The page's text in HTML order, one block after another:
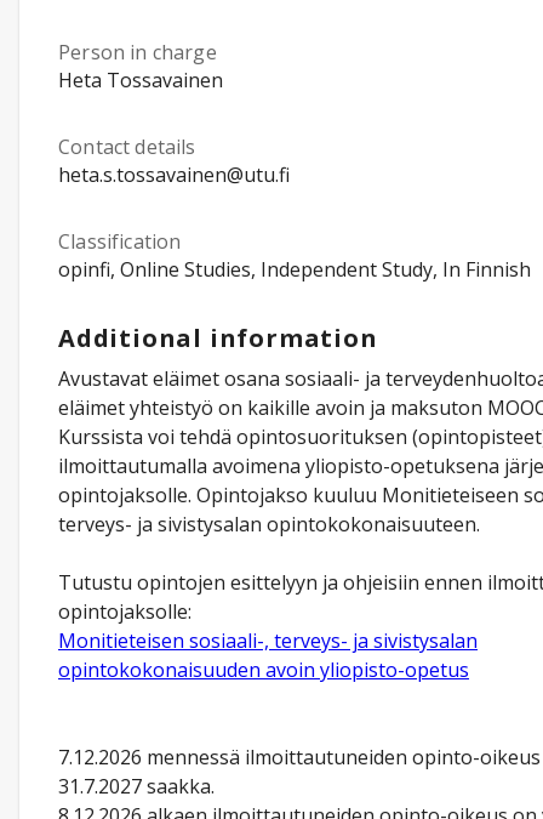
Person in charge
Heta Tossavainen
Contact details
heta.s.tossavainen@utu.fi
Classification
opinfi, Online Studies, Independent Study, In Finnish
Additional information
Avustavat eläimet osana sosiaali- ja
eläimet yhteistyö on kaikille avoin ja maksuton
Kurssista voi tehdä opintosuorituksen
ilmoittautumalla avoimena yliopisto-opetuksena
opintojaksolle. Opintojakso kuuluu Monitieteiseen
terveys- ja sivistysalan opintokokonaisuuteen.
Tutustu opintojen esittelyyn ja ohjeisiin ennen
opintojaksolle:
Monitieteisen sosiaali-, terveys- ja sivistysalan
opintokokonaisuuden avoin yliopisto-opetus
7.12.2026 mennessä ilmoittautuneiden opinto-
31.7.2027 saakka.